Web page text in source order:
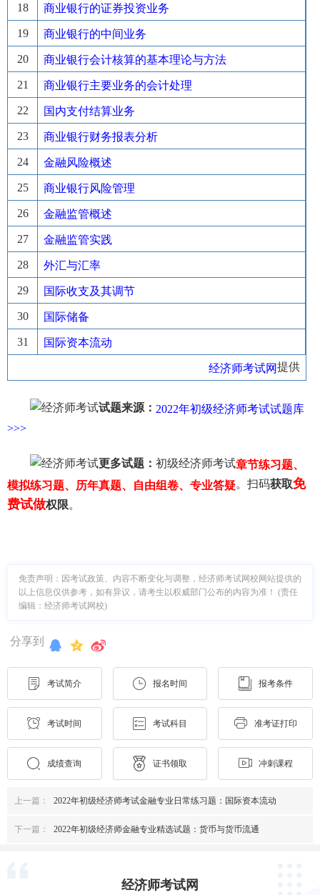
18 商业银行的证券投资业务
19 商业银行的中间业务
20 商业银行会计核算的基本理论与方法
21 商业银行主要业务的会计处理
22 国内支付结算业务
23 商业银行财务报表分析
24 金融风险概述
25 商业银行风险管理
26 金融监管概述
27 金融监管实践
28 外汇与汇率
29 国际收支及其调节
30 国际储备
31 国际资本流动
经济师考试网提供
试题来源： 2022年初级经济师考试试题库
>>>
更多试题： 初级经济师考试章节练习题、
模拟练习题、历年真题、自由组卷、专业答疑。扫码获取免
费试做权限。
免责声明：因考试政策、内容不断变化与调整，经济师考试网校网站提供的
以上信息仅供参考，如有异议，请考生以权威部门公布的内容为准！ (责任
编辑：经济师考试网校)
分享到
考试简介 报名时间 报考条件
考试时间 考试科目 准考证打印
成绩查询 证书领取 冲刺课程
上一篇： 2022年初级经济师考试金融专业日常练习题：国际资本流动
下一篇： 2022年初级经济师金融专业精选试题：货币与货币流通
经济师考试网